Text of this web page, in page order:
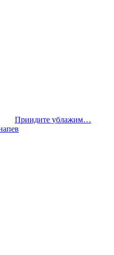
Приидите ублажим…